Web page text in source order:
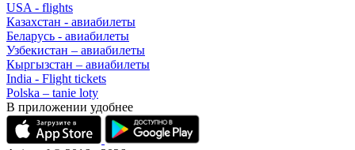
USA - flights
Казахстан - авиабилеты
Беларусь - авиабилеты
Узбекистан – авиабилеты
Кыргызстан – авиабилеты
India - Flight tickets
Polska – tanie loty
В приложении удобнее